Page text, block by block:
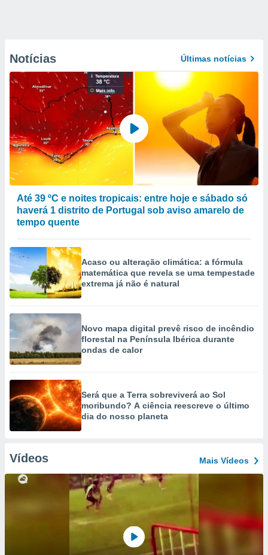
Notícias Últimas notícias
Até 39 ºC e noites tropicais: entre hoje e sábado só
haverá 1 distrito de Portugal sob aviso amarelo de
tempo quente
Acaso ou alteração climática: a fórmula
matemática que revela se uma tempestade
extrema já não é natural
Novo mapa digital prevê risco de incêndio
florestal na Península Ibérica durante
ondas de calor
Será que a Terra sobreviverá ao Sol
moribundo? A ciência reescreve o último
dia do nosso planeta
Vídeos Mais Vídeos